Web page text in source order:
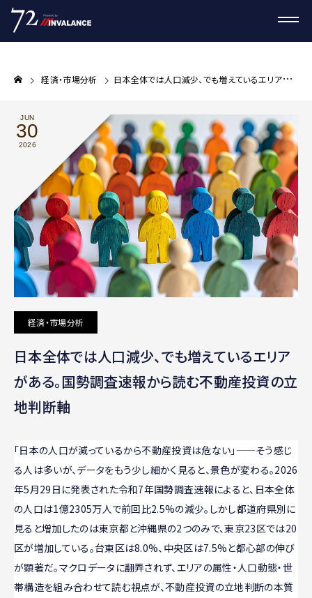
経済・市場分析 日本全体では人口減少、でも増えているエリアがある。国勢調査速報から読む不動産投資の立地判断軸
JUN
30
2026
経済・市場分析
日本全体では人口減少、でも増えているエリア
がある。国勢調査速報から読む不動産投資の立
地判断軸
「日本の人口が減っているから不動産投資は危ない」——そう感じ
る人は多いが、データをもう少し細かく見ると、景色が変わる。2026
年5月29日に発表された令和7年国勢調査速報によると、日本全体
の人口は1億2305万人で前回比2.5%の減少。しかし都道府県別に
見ると増加したのは東京都と沖縄県の2つのみで、東京23区では20
区が増加している。台東区は8.0%、中央区は7.5%と都心部の伸び
が顕著だ。マクロデータに翻弄されず、エリアの属性・人口動態・世
帯構造を組み合わせて読む視点が、不動産投資の立地判断の本質